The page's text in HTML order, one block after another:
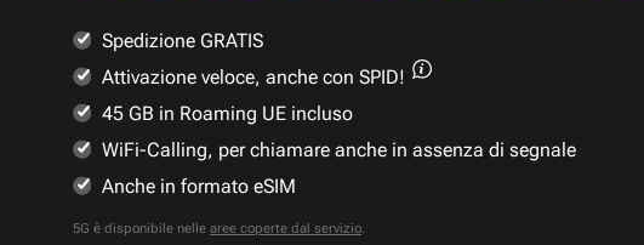
Spedizione GRATIS
Attivazione veloce, anche con SPID!
45 GB in Roaming UE incluso
WiFi-Calling, per chiamare anche in assenza di segnale
Anche in formato eSIM
5G è disponibile nelle aree coperte dal servizio.